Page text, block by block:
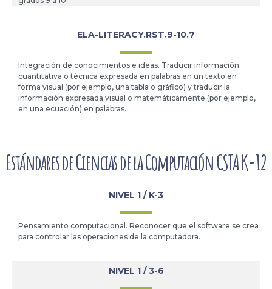
ELA-LITERACY.RST.9-10.7
Integración de conocimientos e ideas. Traducir información
cuantitativa o técnica expresada en palabras en un texto en
forma visual (por ejemplo, una tabla o gráfico) y traducir la
información expresada visual o matemáticamente (por ejemplo,
en una ecuación) en palabras.
Estándares de Ciencias de la Computación CSTA K-12
NIVEL 1 / K-3
Pensamiento computacional. Reconocer que el software se crea
para controlar las operaciones de la computadora.
NIVEL 1 / 3-6